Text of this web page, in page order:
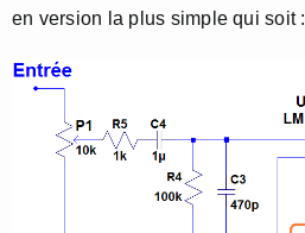
en version la plus simple qui soit :